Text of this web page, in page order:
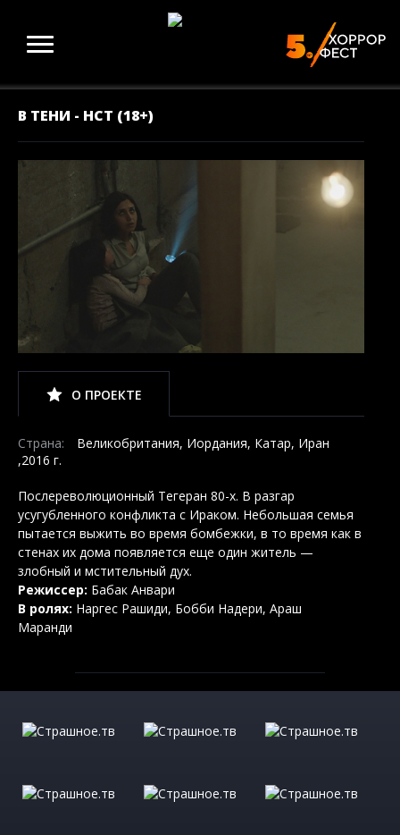
В ТЕНИ - НСТ (18+)
О ПРОЕКТЕ
Страна:
Великобритания, Иордания, Катар, Иран
,2016 г.
Послереволюционный Тегеран 80-х. В разгар
усугубленного конфликта с Ираком. Небольшая семья
пытается выжить во время бомбежки, в то время как в
стенах их дома появляется еще один житель —
злобный и мстительный дух.
Режиссер: Бабак Анвари
В ролях: Наргес Рашиди, Бобби Надери, Араш
Маранди